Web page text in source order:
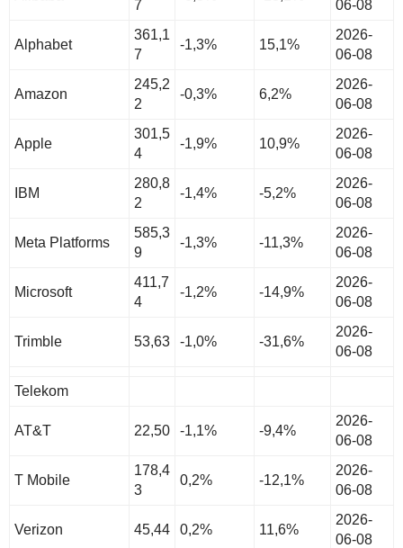
7
06-08
Alphabet
361,1
7
-1,3% 15,1%
2026-
06-08
Amazon
245,2
2
-0,3% 6,2%
2026-
06-08
Apple
301,5
4
-1,9% 10,9%
2026-
06-08
IBM
280,8
2
-1,4% -5,2%
2026-
06-08
Meta Platforms
585,3
9
-1,3% -11,3%
2026-
06-08
Microsoft
411,7
4
-1,2% -14,9%
2026-
06-08
Trimble 53,63 -1,0% -31,6%
2026-
06-08
Telekom
AT&T 22,50 -1,1% -9,4%
2026-
06-08
T Mobile
178,4
3
0,2% -12,1%
2026-
06-08
Verizon 45,44 0,2% 11,6%
2026-
06-08